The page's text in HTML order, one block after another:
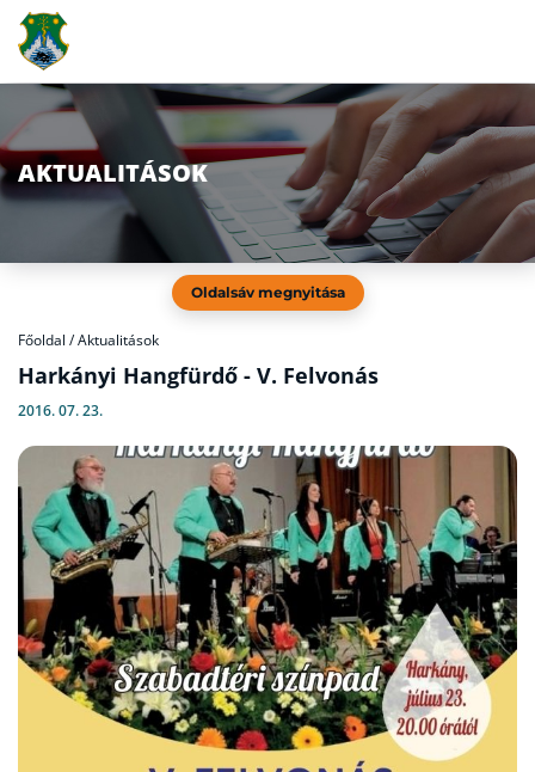
AKTUALITÁSOK
Oldalsáv megnyitása
Főoldal /Aktualitások
Harkányi Hangfürdő - V. Felvonás
2016. 07. 23.